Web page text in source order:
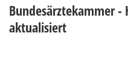
Bundesärztekammer -
aktualisiert